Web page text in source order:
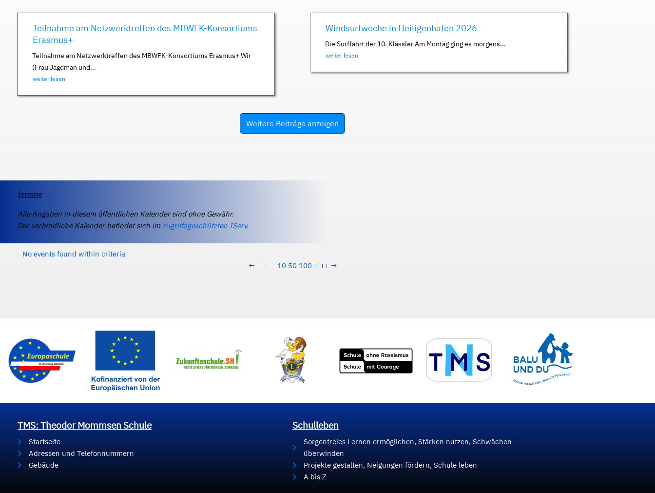
Teilnahme am Netzwerktreffen des MBWFK-Konsortiums
Erasmus+
Teilnahme am Netzwerktreffen des MBWFK-Konsortiums Erasmus+ Wir
(Frau Jagdman und...
weiter lesen
Windsurfwoche in Heiligenhafen 2026
Die Surffahrt der 10. Klässler Am Montag ging es morgens...
weiter lesen
Weitere Beiträge anzeigen
Termine
Alle Angaben in diesem öffentlichen Kalender sind ohne Gewähr.
Der verbindliche Kalender befindet sich imzugriffsgeschützten IServ.
No events found within criteria
← −− − 10 50 100 + ++ →
TMS: Theodor Mommsen Schule
Startseite
Adressen und Telefonnummern
Gebäude
Schulleben
Sorgenfreies Lernen ermöglichen, Stärken nutzen, Schwächen
überwinden
Projekte gestalten, Neigungen fördern, Schule leben
A bis Z